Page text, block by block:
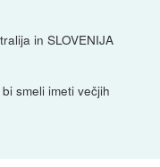
in SLOVENIJA
smeli imeti večjih